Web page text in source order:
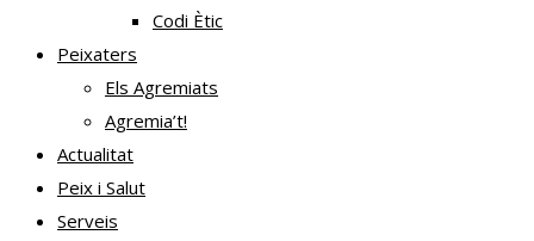
Codi Ètic
Peixaters
Els Agremiats
Agremia’t!
Actualitat
Peix i Salut
Serveis